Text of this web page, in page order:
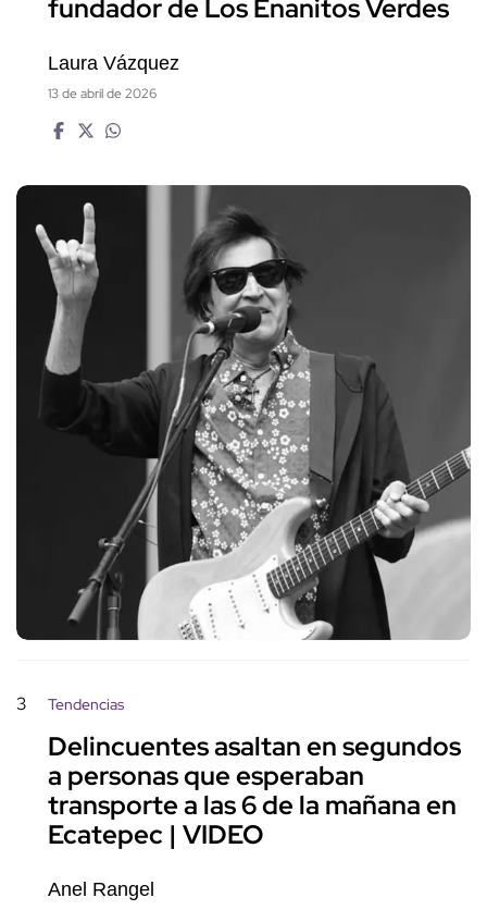
fundador de Los Enanitos Verdes
Laura Vázquez
13 de abril de 2026
3 Tendencias
Delincuentes asaltan en segundos
a personas que esperaban
transporte a las 6 de la mañana en
Ecatepec | VIDEO
Anel Rangel